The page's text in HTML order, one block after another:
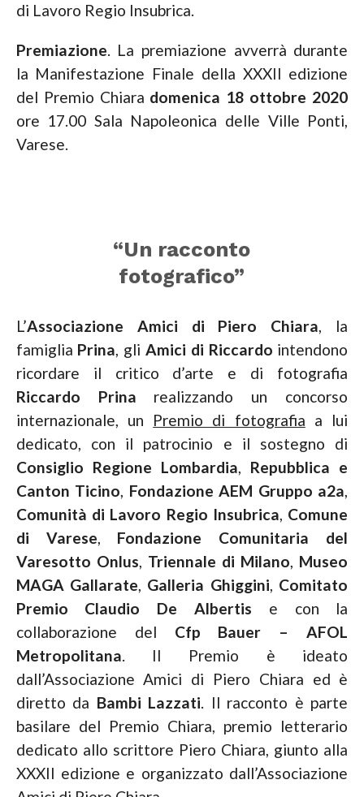
di Lavoro Regio Insubrica.
Premiazione. La premiazione avverrà durante
la Manifestazione Finale della XXXII edizione
del Premio Chiara domenica 18 ottobre 2020
ore 17.00 Sala Napoleonica delle Ville Ponti,
Varese.
“Un racconto
fotografico”
L’Associazione Amici di Piero Chiara, la
famiglia Prina, gli Amici di Riccardo intendono
ricordare il critico d’arte e di fotografia
Riccardo Prina realizzando un concorso
internazionale, un Premio di fotografia a lui
dedicato, con il patrocinio e il sostegno di
Consiglio Regione Lombardia, Repubblica e
Canton Ticino, Fondazione AEM Gruppo a2a,
Comunità di Lavoro Regio Insubrica, Comune
di Varese, Fondazione Comunitaria del
Varesotto Onlus, Triennale di Milano, Museo
MAGA Gallarate, Galleria Ghiggini, Comitato
Premio Claudio De Albertis e con la
collaborazione del Cfp Bauer – AFOL
Metropolitana. Il Premio è ideato
dall’Associazione Amici di Piero Chiara ed è
diretto da Bambi Lazzati. Il racconto è parte
basilare del Premio Chiara, premio letterario
dedicato allo scrittore Piero Chiara, giunto alla
XXXII edizione e organizzato dall’Associazione